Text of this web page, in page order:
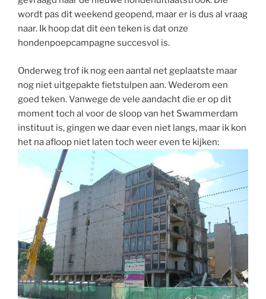
wordt pas dit weekend geopend, maar er is dus al vraag
naar. Ik hoop dat dit een teken is dat onze
hondenpoepcampagne succesvol is.
Onderweg trof ik nog een aantal net geplaatste maar
nog niet uitgepakte fietstulpen aan. Wederom een
goed teken. Vanwege de vele aandacht die er op dit
moment toch al voor de sloop van het Swammerdam
instituut is, gingen we daar even niet langs, maar ik kon
het na afloop niet laten toch weer even te kijken: